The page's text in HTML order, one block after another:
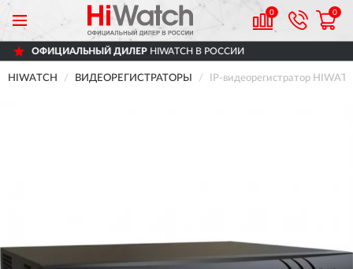
0 0
ДИЛЕРHIWATCH В РОССИИ
HIWATCH ВИДЕОРЕГИСТРАТОРЫ IP-видеорегистратор